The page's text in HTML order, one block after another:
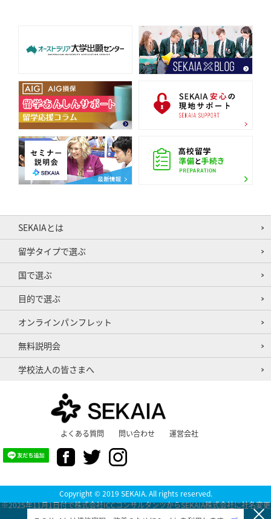
SEKAIAとは
留学タイプで選ぶ
国で選ぶ
目的で選ぶ
オンラインパンフレット
無料説明会
学校法人の皆さまへ
よくある質問 問い合わせ 運営会社
Copyright © 2019 SEKAIA. All rights reserved.
※2025年11月1日付で株式会社ICCコンサルタンツからSEKAIA株式会社に社名変更
いたしました。